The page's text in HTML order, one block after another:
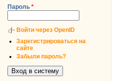
Пароль *
Войти через OpenID
Зарегистрироваться на
сайте
Забыли пароль?